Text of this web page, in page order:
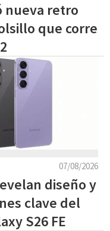
nueva retro
que corre
07/08/2026
diseño y
clave del
S26 FE